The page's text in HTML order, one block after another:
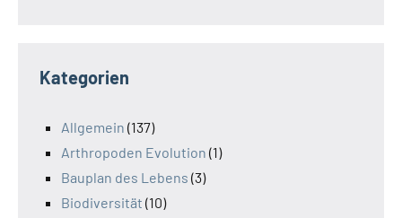
Kategorien
Allgemein (137)
Arthropoden Evolution (1)
Bauplan des Lebens (3)
Biodiversität (10)